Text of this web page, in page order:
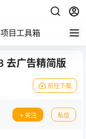
项目工具箱
去广告精简版
前往下载
关注 私信